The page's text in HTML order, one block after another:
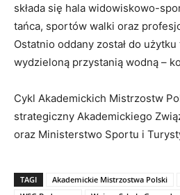
składa się hala widowiskowo-
tańca, sportów walki oraz
Ostatnio oddany został do
wydzieloną przystanią wodną –
Cykl Akademickich Mistrzostw
strategiczny Akademickiego
oraz Ministerstwo Sportu i
TAGI Akademickie Mistrzostwa Polski